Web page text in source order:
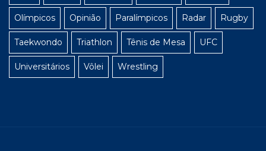
Olímpicos Opinião Paralímpicos Radar Rugby
Taekwondo Triathlon Tênis de Mesa UFC
Universitários Vôlei Wrestling